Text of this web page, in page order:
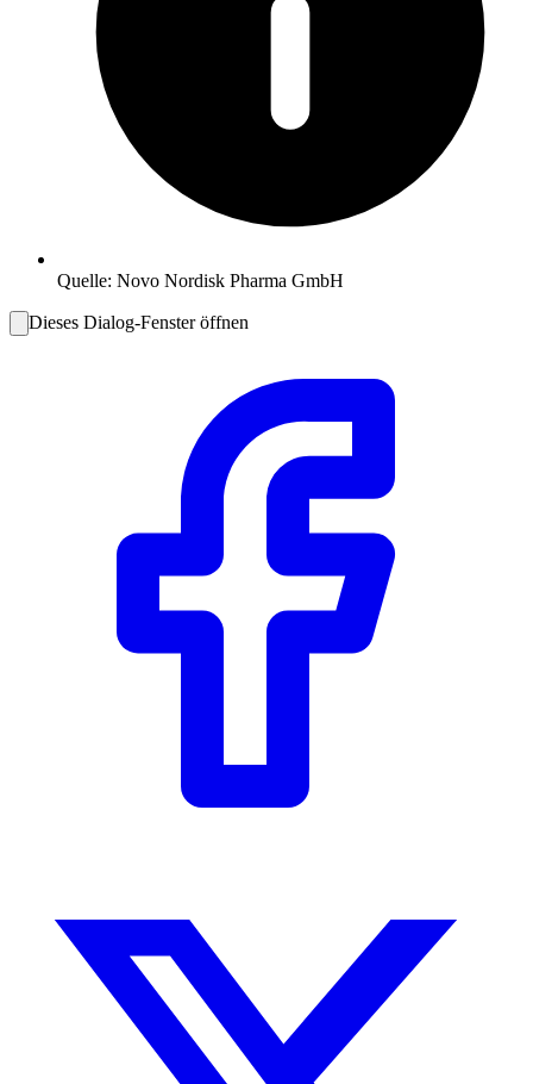
Quelle: Novo Nordisk Pharma GmbH
Dieses Dialog-Fenster öffnen